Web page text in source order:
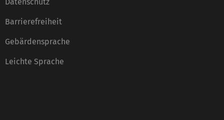
Barrierefreiheit
Gebärdensprache
Leichte Sprache